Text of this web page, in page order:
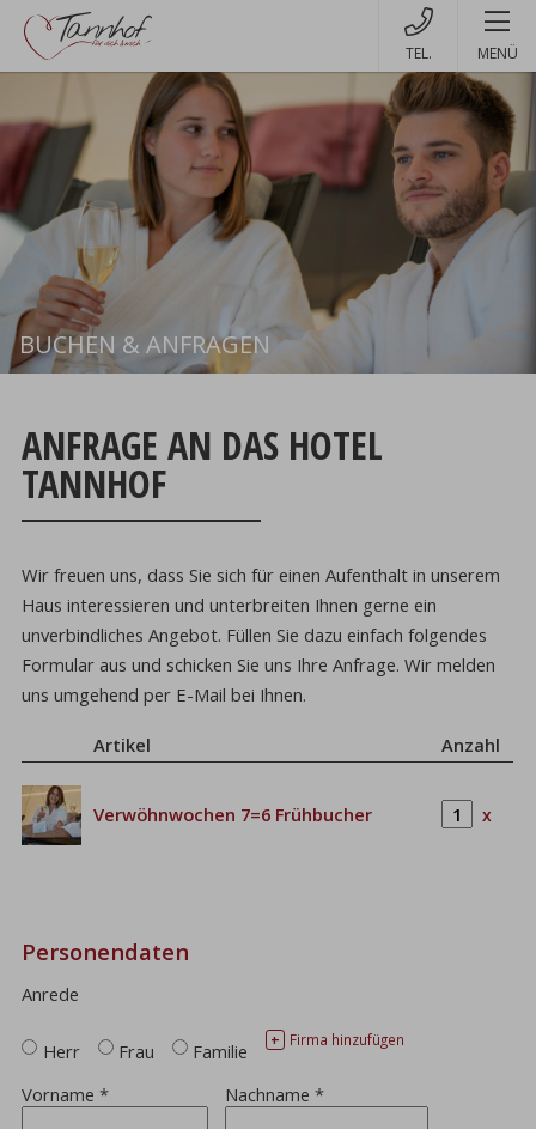
MENÜ
BUCHEN & ANFRAGEN Buchen
ANFRAGE AN DAS HOTEL
TANNHOF
Wir freuen uns, dass Sie sich für einen Aufenthalt in unserem
Haus interessieren und unterbreiten Ihnen gerne ein
unverbindliches Angebot. Füllen Sie dazu einfach folgendes
Formular aus und schicken Sie uns Ihre Anfrage. Wir melden
uns umgehend per E-Mail bei Ihnen.
Artikel Anzahl
Verwöhnwochen 7=6 Frühbucher x
Personendaten
Anrede
Herr Frau Familie + Firma hinzufügen
Vorname* Nachname*